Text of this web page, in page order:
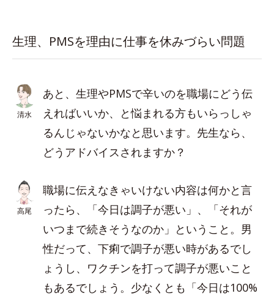
生理、PMSを理由に仕事を休みづらい問題
清水
あと、生理やPMSで辛いのを職場にどう伝
えればいいか、と悩まれる方もいらっしゃ
るんじゃないかなと思います。先生なら、
どうアドバイスされますか？
高尾
職場に伝えなきゃいけない内容は何かと言
ったら、「今日は調子が悪い」、「それが
いつまで続きそうなのか」ということ。男
性だって、下痢で調子が悪い時があるでし
ょうし、ワクチンを打って調子が悪いこと
もあるでしょう。少なくとも「今日は100%